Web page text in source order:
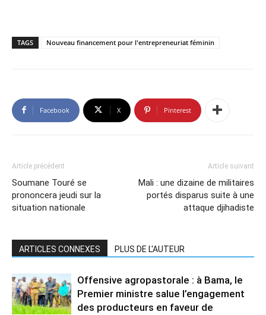
TAGS Nouveau financement pour l'entrepreneuriat féminin
Facebook X Pinterest
Article précédent
Soumane Touré se
prononcera jeudi sur la
situation nationale
Article suivant
Mali : une dizaine de militaires
portés disparus suite à une
attaque djihadiste
ARTICLES CONNEXES PLUS DE L'AUTEUR
Offensive agropastorale : à Bama, le
Premier ministre salue l’engagement
des producteurs en faveur de